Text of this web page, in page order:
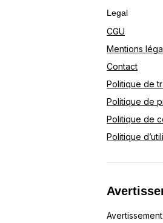
Legal
CGU
Mentions
Contact
Politique de
Politique de
Politique de
Politique